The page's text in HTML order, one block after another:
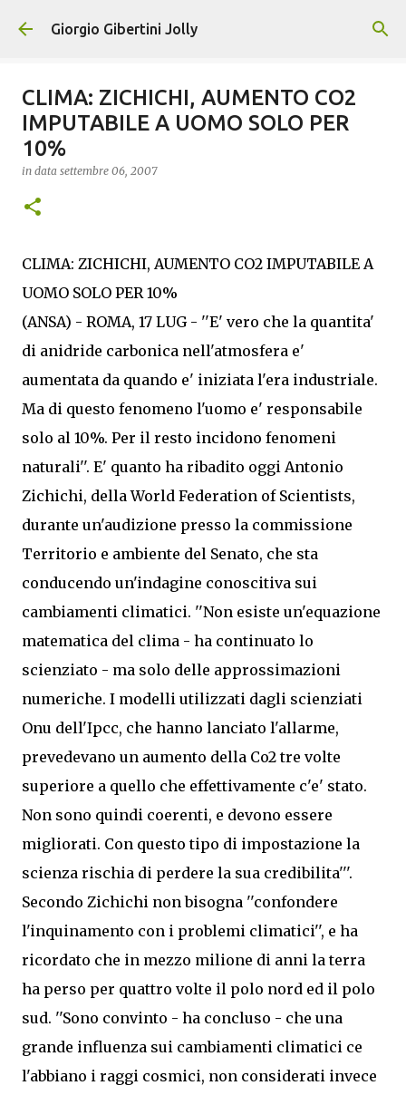
Passa ai contenuti principali
Giorgio Gibertini Jolly
CLIMA: ZICHICHI, AUMENTO CO2
IMPUTABILE A UOMO SOLO PER
10%
in data settembre 06, 2007
CLIMA: ZICHICHI, AUMENTO CO2 IMPUTABILE A
UOMO SOLO PER 10%
(ANSA) - ROMA, 17 LUG - ''E' vero che la quantita'
di anidride carbonica nell'atmosfera e'
aumentata da quando e' iniziata l'era industriale.
Ma di questo fenomeno l'uomo e' responsabile
solo al 10%. Per il resto incidono fenomeni
naturali''. E' quanto ha ribadito oggi Antonio
Zichichi, della World Federation of Scientists,
durante un'audizione presso la commissione
Territorio e ambiente del Senato, che sta
conducendo un'indagine conoscitiva sui
cambiamenti climatici. ''Non esiste un'equazione
matematica del clima - ha continuato lo
scienziato - ma solo delle approssimazioni
numeriche. I modelli utilizzati dagli scienziati
Onu dell'Ipcc, che hanno lanciato l'allarme,
prevedevano un aumento della Co2 tre volte
superiore a quello che effettivamente c'e' stato.
Non sono quindi coerenti, e devono essere
migliorati. Con questo tipo di impostazione la
scienza rischia di perdere la sua credibilita'''.
Secondo Zichichi non bisogna ''confondere
l'inquinamento con i problemi climatici'', e ha
ricordato che in mezzo milione di anni la terra
ha perso per quattro volte il polo nord ed il polo
sud. ''Sono convinto - ha concluso - che una
grande influenza sui cambiamenti climatici ce
l'abbiano i raggi cosmici, non considerati invece